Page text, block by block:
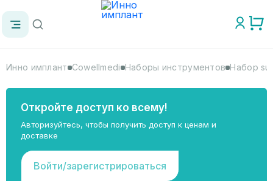
Инно имплант Cowellmedi Наборы инструментов Набор
Откройте доступ ко всему!
Авторизуйтесь, чтобы получить доступ к ценам и
доставке
Войти/зарегистрироваться